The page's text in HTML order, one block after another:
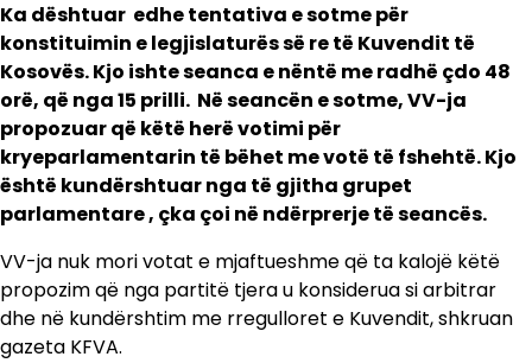
Ka dështuar edhe tentativa e sotme për
konstituimin e legjislaturës së re të Kuvendit të
Kosovës. Kjo ishte seanca e nëntë me radhë çdo 48
orë, që nga 15 prilli. Në seancën e sotme, VV-ja
propozuar që këtë herë votimi për
kryeparlamentarin të bëhet me votë të fshehtë. Kjo
është kundërshtuar nga të gjitha grupet
parlamentare , çka çoi në ndërprerje të seancës.
VV-ja nuk mori votat e mjaftueshme që ta kalojë këtë
propozim që nga partitë tjera u konsiderua si arbitrar
dhe në kundërshtim me rregulloret e Kuvendit, shkruan
gazeta KFVA.